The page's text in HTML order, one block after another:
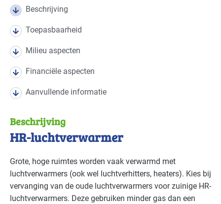
branches
Autobranche - autoschadeherstel
Autobranche - garage en handel
Bouw - installatiebedrijven
Brandweer Gevorderd
Detailhandel - overig Basis
Beschrijving
Toepasbaarheid
Milieu aspecten
Financiële aspecten
Aanvullende informatie
Beschrijving
HR-luchtverwarmer
Grote, hoge ruimtes worden vaak verwarmd met
luchtverwarmers (ook wel luchtverhitters, heaters). Kies bij
vervanging van de oude luchtverwarmers voor zuinige HR-
luchtverwarmers. Deze gebruiken minder gas dan een